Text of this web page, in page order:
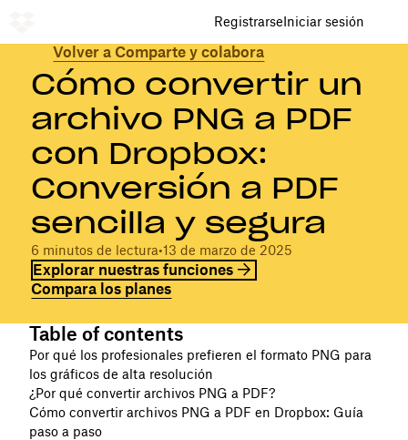
RegistrarseIniciar sesión
Volver a Comparte y colabora
Cómo convertir un
archivo PNG a PDF
con Dropbox:
Conversión a PDF
sencilla y segura
6 minutos de lectura•13 de marzo de 2025
Explorar nuestras funciones
Compara los planes
Table of contents
Por qué los profesionales prefieren el formato PNG para
los gráficos de alta resolución
¿Por qué convertir archivos PNG a PDF?
Cómo convertir archivos PNG a PDF en Dropbox: Guía
paso a paso